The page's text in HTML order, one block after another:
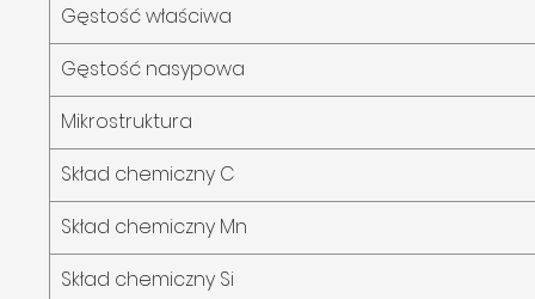
Gęstość właściwa
Gęstość nasypowa
Mikrostruktura
Skład chemiczny C
Skład chemiczny Mn
Skład chemiczny Si